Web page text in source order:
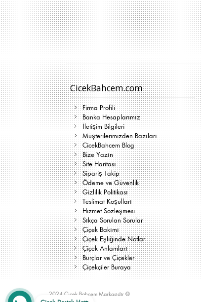
CicekBahcem.com
Firma Profili
Banka Hesaplarımız
İletişim Bilgileri
Müşterilerimizden Bazıları
CicekBahcem Blog
Bize Yazın
Site Haritası
Sipariş Takip
Ödeme ve Güvenlik
Gizlilik Politikası
Teslimat Koşulları
Hizmet Sözleşmesi
Sıkça Sorulan Sorular
Çiçek Bakımı
Çiçek Eşliğinde Notlar
Çiçek Anlamları
Burçlar ve Çiçekler
Çiçekçiler Buraya
2024 Çiçek Bahçem Markasıdır ©